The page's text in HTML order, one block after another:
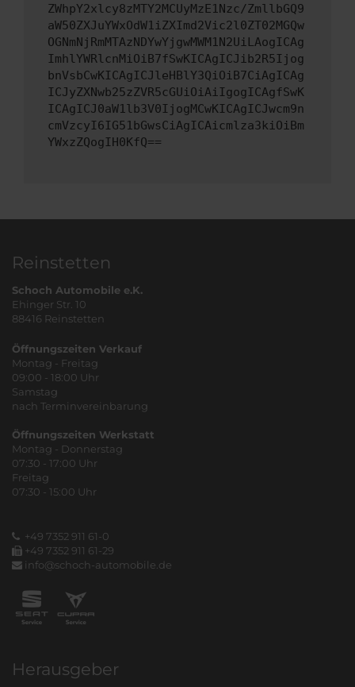
ZWhpY2xlcy8zMTY2MCUyMzE1Nzc/ZmllbGQ9
aW50ZXJuYWxOdW1iZXImd2Vic2l0ZT02MGQw
OGNmNjRmMTAzNDYwYjgwMWM1N2UiLAogICAg
ImhlYWRlcnMiOiB7fSwKICAgICJib2R5Ijog
bnVsbCwKICAgICJleHBlY3QiOiB7CiAgICAg
ICJyZXNwb25zZVR5cGUiOiAiIgogICAgfSwK
ICAgICJ0aW1lb3V0IjogMCwKICAgICJwcm9n
cmVzcyI6IG51bGwsCiAgICAicmlza3kiOiBm
YWxzZQogIH0KfQ==
Reinstetten
Schoch Automobile e.K.
Ehinger Str. 10
88416 Reinstetten
Öffnungszeiten Verkauf
Montag - Freitag
09:00 - 18:00 Uhr
Samstag
nach Terminvereinbarung
Öffnungszeiten Werkstatt
Montag - Donnerstag
07:30 - 17:00 Uhr
Freitag
07:30 - 15:00 Uhr
+49 7352 911 61-0
+49 7352 911 61-29
info@schoch-automobile.de
Herausgeber